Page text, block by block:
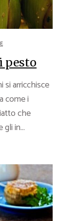
pesto
si arricchisce
come i
che
in...